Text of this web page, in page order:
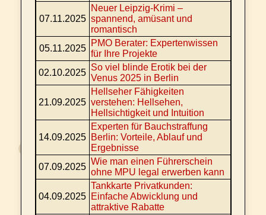
07.11.2025
Neuer Leipzig-Krimi –
spannend, amüsant und
romantisch
05.11.2025
PMO Berater: Expertenwissen
für Ihre Projekte
02.10.2025
So viel blinde Erotik bei der
Venus 2025 in Berlin
21.09.2025
Hellseher Fähigkeiten
verstehen: Hellsehen,
Hellsichtigkeit und Intuition
14.09.2025
Experten für Bauchstraffung
Berlin: Vorteile, Ablauf und
Ergebnisse
07.09.2025
Wie man einen Führerschein
ohne MPU legal erwerben kann
04.09.2025
Tankkarte Privatkunden:
Einfache Abwicklung und
attraktive Rabatte